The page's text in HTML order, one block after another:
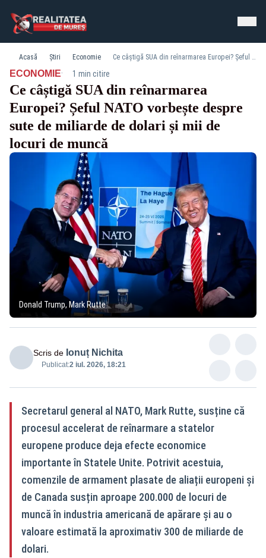
Acasă Știri Economie Ce câștigă SUA din reînarmarea Europei? Șeful NATO vorbește despre sute de miliarde de dolari și mii de locuri de muncă
ECONOMIE· 1 min citire
Ce câștigă SUA din reînarmarea
Europei? Șeful NATO vorbește despre
sute de miliarde de dolari și mii de
locuri de muncă
Donald Trump, Mark Rutte
Scris de Ionuț Nichita
Publicat:2 iul. 2026, 18:21
Secretarul general al NATO, Mark Rutte, susține că
procesul accelerat de reînarmare a statelor
europene produce deja efecte economice
importante în Statele Unite. Potrivit acestuia,
comenzile de armament plasate de aliații europeni și
de Canada susțin aproape 200.000 de locuri de
muncă în industria americană de apărare și au o
valoare estimată la aproximativ 300 de miliarde de
dolari.